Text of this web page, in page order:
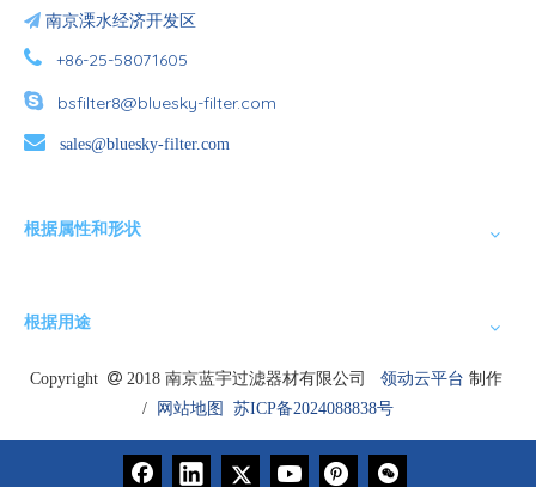
 南京溧水经济开发区
 +86-25-58071605

bsfilter8@bluesky-filter.com

sales@bluesky-filter.com
根据属性和形状
根据用途
Copyright 2018 南京蓝宇过滤器材有限公司 领动云平台 制作
/
网站地图 苏ICP备2024088838号